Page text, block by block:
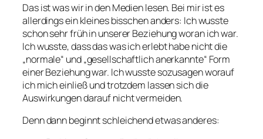
Das ist was wir in den Medien lesen. Bei mir ist es
allerdings ein kleines bisschen anders: Ich wusste
schon sehr früh in unserer Beziehung woran ich war.
Ich wusste, dass das was ich erlebt habe nicht die
„normale“ und „gesellschaftlich anerkannte“ Form
einer Beziehung war. Ich wusste sozusagen worauf
ich mich einließ und trotzdem lassen sich die
Auswirkungen darauf nicht vermeiden.
Denn dann beginnt schleichend etwas anderes: